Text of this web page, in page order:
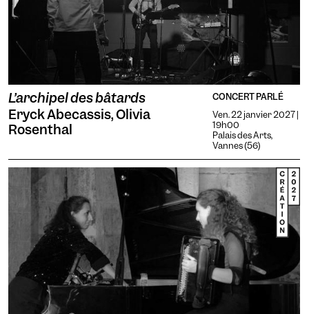
L’archipel des bâtards
Eryck Abecassis, Olivia
Rosenthal
CONCERT PARLÉ
Ven. 22 janvier 2027 |
19h00
Palais des Arts,
Vannes (56)